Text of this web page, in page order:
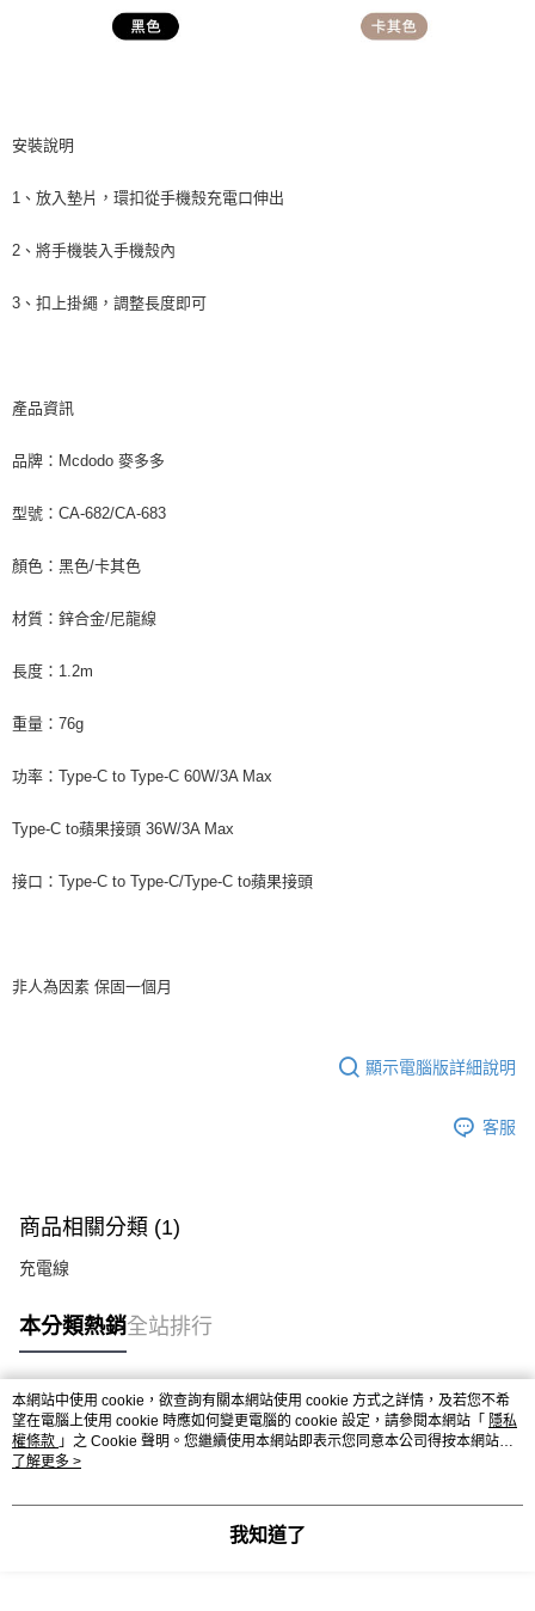
安裝說明
1、放入墊片，環扣從手機殼充電口伸出
2、將手機裝入手機殼內
3、扣上掛繩，調整長度即可
產品資訊
品牌：Mcdodo 麥多多
型號：CA-682/CA-683
顏色：黑色/卡其色
材質：鋅合金/尼龍線
長度：1.2m
重量：76g
功率：Type-C to Type-C 60W/3A Max
Type-C to蘋果接頭 36W/3A Max
接口：Type-C to Type-C/Type-C to蘋果接頭
非人為因素 保固一個月
顯示電腦版詳細說明
客服
商品相關分類 (1)
充電線
本分類熱銷全站排行
熱門標籤
本網站中使用 cookie，欲查詢有關本網站使用 cookie 方式之詳情，及若您不希
望在電腦上使用 cookie 時應如何變更電腦的 cookie 設定，請參閱本網站「 隱私
權條款 」之 Cookie 聲明。您繼續使用本網站即表示您同意本公司得按本網站使
用條款之 Cookie 聲明使用 cookie。
了解更多 >
我知道了